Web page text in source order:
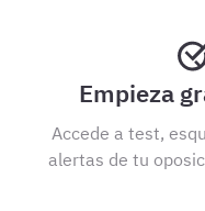
Empieza
Accede a test,
alertas de tu